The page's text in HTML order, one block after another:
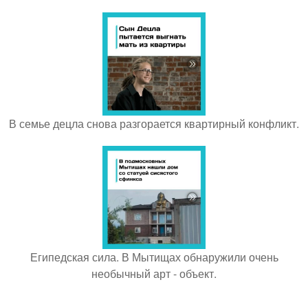
В семье децла снова разгорается квартирный конфликт.
Египедская сила. В Мытищах обнаружили очень
необычный арт - объект.